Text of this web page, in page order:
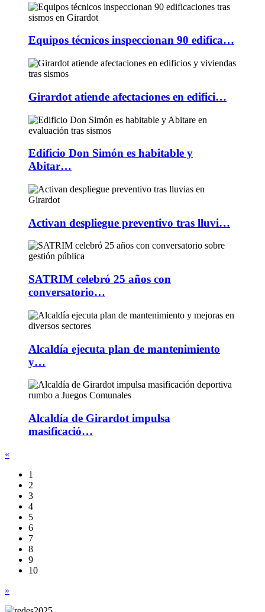
Equipos técnicos inspeccionan 90 edifica…
Girardot atiende afectaciones en edifici…
Edificio Don Simón es habitable y
Abitar…
Activan despliegue preventivo tras lluvi…
SATRIM celebró 25 años con
conversatorio…
Alcaldía ejecuta plan de mantenimiento
y…
Alcaldía de Girardot impulsa
masificació…
«
1
2
3
4
5
6
7
8
9
10
»